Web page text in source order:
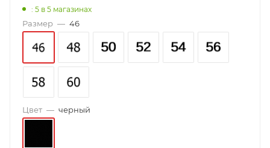
: 5 в 5 магазинах
Размер — 46
Цвет — черный